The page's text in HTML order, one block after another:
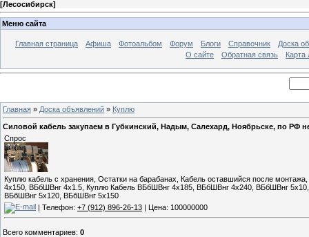
[Лесосибирск]
Меню сайта
Главная страница Афиша Фотоальбом Форум Блоги Справочник
Доска
О сайте
Обратная связь Карта
Главная » Доска объявлений » Куплю
Силовой кабель закупаем в Губкинский, Надым, Салехард, Ноябрьске, по РФ
Спрос
Куплю кабель с хранения, Остатки на барабанах, Кабель оставшийся после
4x150, ВБбШВнг 4х1.5, Куплю Кабель ВБбШВнг 4х185, ВБбШВнг 4х240, ВБбШВнг
ВБбШВнг 5х120, ВБбШВнг 5х150
| Телефон: +7 (912) 896-26-13 | Цена: 100000000
Всего комментариев: 0